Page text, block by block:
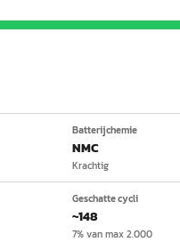
Batterijchemie
NMC
Krachtig
Geschatte cycli
~148
7% van max 2.000